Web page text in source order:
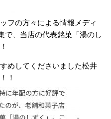
フの方々による情報メディ
で、当店の代表銘菓「湯のし
めしてくださいました松井
！